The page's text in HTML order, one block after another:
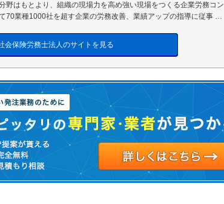
野はもとより、組織の現場力を高め強い現場をつくる企業労務コン
70業種1000社を超す企業の労務改善、業績アップの指導に従事 …
会保険労務士法人のサイトを見る